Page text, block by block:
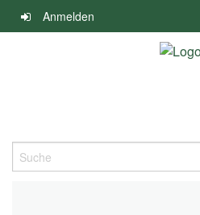
Navigation
überspringen
Anmelden
Suche